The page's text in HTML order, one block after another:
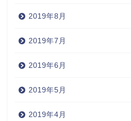
2019年8月
2019年7月
2019年6月
2019年5月
2019年4月